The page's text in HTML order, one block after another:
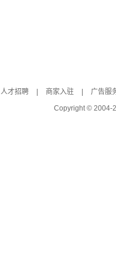
人才招聘 商家入驻 广告服
Copyright © 2004-